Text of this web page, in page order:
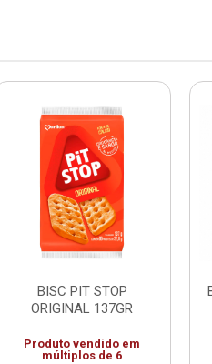
BISC PIT STOP
ORIGINAL 137GR
Produto vendido em
múltiplos de 6